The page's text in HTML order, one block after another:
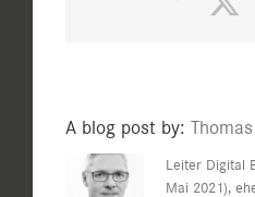
A blog post by:
Leiter Digital
Mai 2021),